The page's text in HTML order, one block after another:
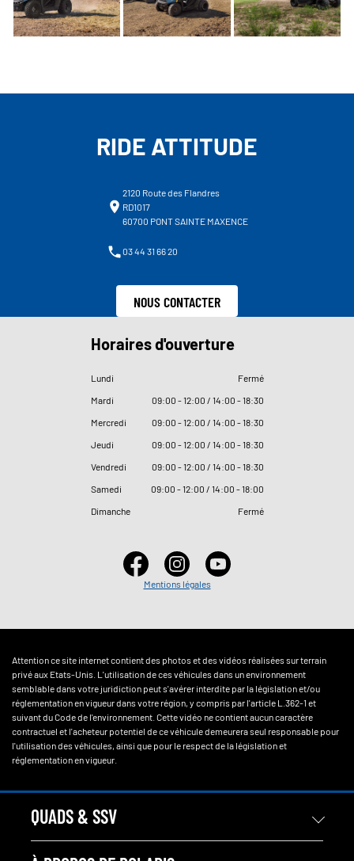
RIDE ATTITUDE
2120 Route des Flandres
RD1017
60700 PONT SAINTE MAXENCE
03 44 31 66 20
NOUS CONTACTER
Horaires d'ouverture
Lundi
Fermé
Mardi
09:00 - 12:00 / 14:00 - 18:30
Mercredi
09:00 - 12:00 / 14:00 - 18:30
Jeudi
09:00 - 12:00 / 14:00 - 18:30
Vendredi
09:00 - 12:00 / 14:00 - 18:30
Samedi
09:00 - 12:00 / 14:00 - 18:00
Dimanche
Fermé
Mentions légales
Attention ce site internet contient des photos et des vidéos réalisées sur terrain
privé aux Etats-Unis. L'utilisation de ces véhicules dans un environnement
semblable dans votre juridiction peut s'avérer interdite par la législation et/ou
réglementation en vigueur dans votre région, y compris par l'article L.362-1 et
suivant du Code de l'environnement. Cette vidéo ne contient aucun caractère
contractuel et l'acheteur potentiel de ce véhicule demeurera seul responsable pour
l'utilisation des véhicules, ainsi que pour le respect de la législation et
réglementation en vigueur.
QUADS & SSV